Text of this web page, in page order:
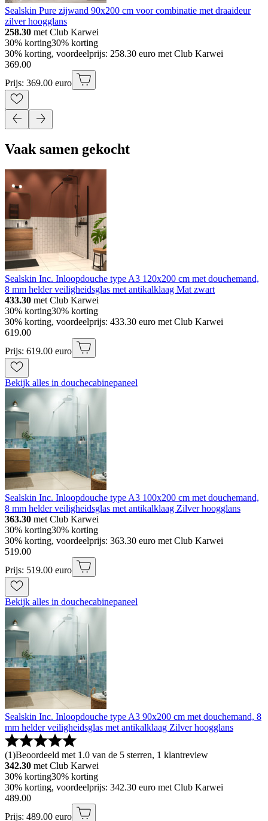
Sealskin Pure zijwand 90x200 cm voor combinatie met draaideur
zilver hoogglans
258.30 met Club Karwei
30% korting30% korting
30% korting, voordeelprijs: 258.30 euro met Club Karwei
369.00
Prijs: 369.00 euro
Vaak samen gekocht
Sealskin Inc. Inloopdouche type A3 120x200 cm met douchemand,
8 mm helder veiligheidsglas met antikalklaag Mat zwart
433.30 met Club Karwei
30% korting30% korting
30% korting, voordeelprijs: 433.30 euro met Club Karwei
619.00
Prijs: 619.00 euro
Bekijk alles in douchecabinepaneel
Sealskin Inc. Inloopdouche type A3 100x200 cm met douchemand,
8 mm helder veiligheidsglas met antikalklaag Zilver hoogglans
363.30 met Club Karwei
30% korting30% korting
30% korting, voordeelprijs: 363.30 euro met Club Karwei
519.00
Prijs: 519.00 euro
Bekijk alles in douchecabinepaneel
Sealskin Inc. Inloopdouche type A3 90x200 cm met douchemand, 8
mm helder veiligheidsglas met antikalklaag Zilver hoogglans
(1)Beoordeeld met 1.0 van de 5 sterren, 1 klantreview
342.30 met Club Karwei
30% korting30% korting
30% korting, voordeelprijs: 342.30 euro met Club Karwei
489.00
Prijs: 489.00 euro